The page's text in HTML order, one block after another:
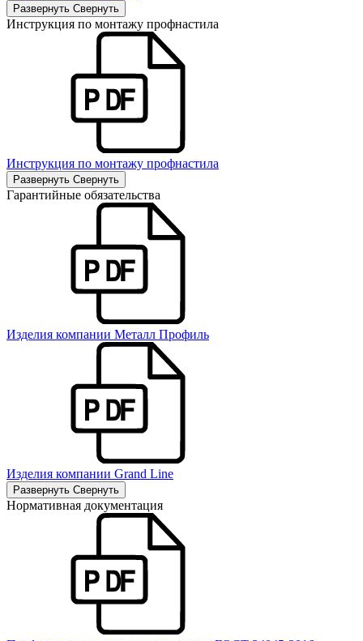
Развернуть Свернуть
Инструкция по монтажу профнастила
Инструкция по монтажу профнастила
Развернуть Свернуть
Гарантийные обязательства
Изделия компании Металл Профиль
Изделия компании Grand Line
Развернуть Свернуть
Нормативная документация